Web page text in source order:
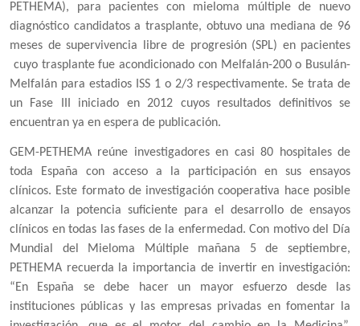
PETHEMA), para pacientes con mieloma múltiple de nuevo
diagnóstico candidatos a trasplante, obtuvo una mediana de 96
meses de supervivencia libre de progresión (SPL) en pacientes
cuyo trasplante fue acondicionado con Melfalán-200 o Busulán-
Melfalán para estadios ISS 1 o 2/3 respectivamente. Se trata de
un Fase III iniciado en 2012 cuyos resultados definitivos se
encuentran ya en espera de publicación.
GEM-PETHEMA reúne investigadores en casi 80 hospitales de
toda España con acceso a la participación en sus ensayos
clínicos. Este formato de investigación cooperativa hace posible
alcanzar la potencia suficiente para el desarrollo de ensayos
clínicos en todas las fases de la enfermedad. Con motivo del Día
Mundial del Mieloma Múltiple mañana 5 de septiembre,
PETHEMA recuerda la importancia de invertir en investigación:
“En España se debe hacer un mayor esfuerzo desde las
instituciones públicas y las empresas privadas en fomentar la